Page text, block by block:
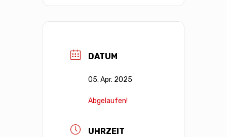
DATUM
05. Apr. 2025
Abgelaufen!
UHRZEIT